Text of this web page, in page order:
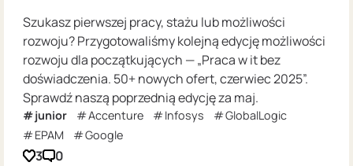
Szukasz pierwszej pracy, stażu lub możliwości
rozwoju? Przygotowaliśmy kolejną edycję możliwości
rozwoju dla początkujących — „Praca w it bez
doświadczenia. 50+ nowych ofert, czerwiec 2025”.
Sprawdź naszą poprzednią edycję za maj.
junior Accenture Infosys
GlobalLogic
EPAM
Google
3 0